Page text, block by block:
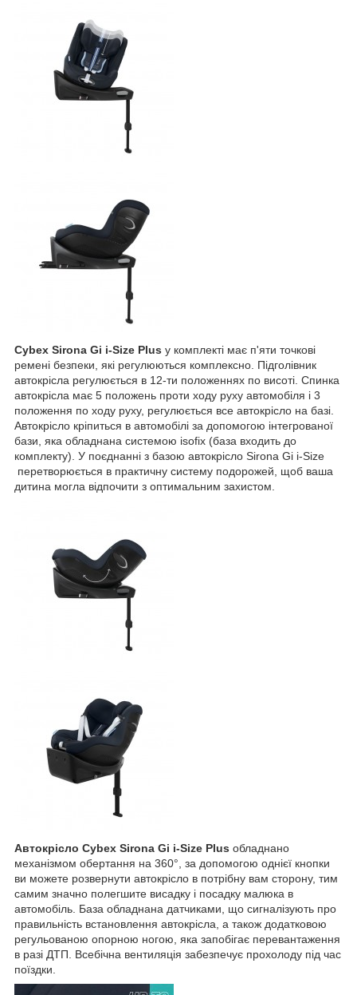
Cybex Sirona Gi i-Size Plus у комплекті має п'яти точкові
ремені безпеки, які регулюються комплексно. Підголівник
автокрісла регулюється в 12-ти положеннях по висоті. Спинка
автокрісла має 5 положень проти ходу руху автомобіля і 3
положення по ходу руху, регулюється все автокрісло на базі.
Автокрісло кріпиться в автомобілі за допомогою інтегрованої
бази, яка обладнана системою isofix (база входить до
комплекту). У поєднанні з базою автокрісло Sirona Gi i-Size
перетворюється в практичну систему подорожей, щоб ваша
дитина могла відпочити з оптимальним захистом.
Автокрісло Cybex Sirona Gi i-Size Plus обладнано
механізмом обертання на 360°, за допомогою однієї кнопки
ви можете розвернути автокрісло в потрібну вам сторону, тим
самим значно полегшите висадку і посадку малюка в
автомобіль. База обладнана датчиками, що сигналізують про
правильність встановлення автокрісла, а також додатковою
регульованою опорною ногою, яка запобігає перевантаження
в разі ДТП. Всебічна вентиляція забезпечує прохолоду під час
поїздки.